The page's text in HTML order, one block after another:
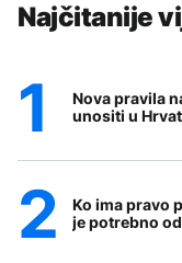
Najčitanije
Nova pravila
unositi u
Ko ima pravo
je potrebno